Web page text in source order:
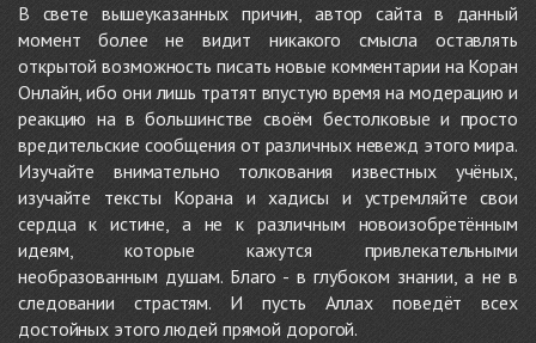
В свете вышеуказанных причин, автор сайта в данный
момент более не видит никакого смысла оставлять
открытой возможность писать новые комментарии на Коран
Онлайн, ибо они лишь тратят впустую время на модерацию и
реакцию на в большинстве своём бестолковые и просто
вредительские сообщения от различных невежд этого мира.
Изучайте внимательно толкования известных учёных,
изучайте тексты Корана и хадисы и устремляйте свои
сердца к истине, а не к различным новоизобретённым
идеям, которые кажутся привлекательными
необразованным душам. Благо - в глубоком знании, а не в
следовании страстям. И пусть Аллах поведёт всех
достойных этого людей прямой дорогой.